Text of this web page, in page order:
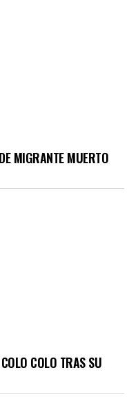
MIGRANTE MUERTO
COLO TRAS SU